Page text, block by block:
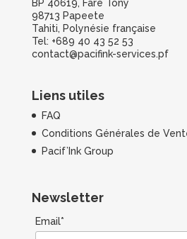
BP 40619, Fare Tony
98713 Papeete
Tahiti, Polynésie française
Tel: +689 40 43 52 53
contact@pacifink-services.pf
Liens utiles
FAQ
Conditions Générales de
Pacif’Ink Group
Newsletter
Email*